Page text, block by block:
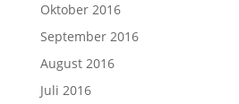
Oktober 2016
September 2016
August 2016
Juli 2016